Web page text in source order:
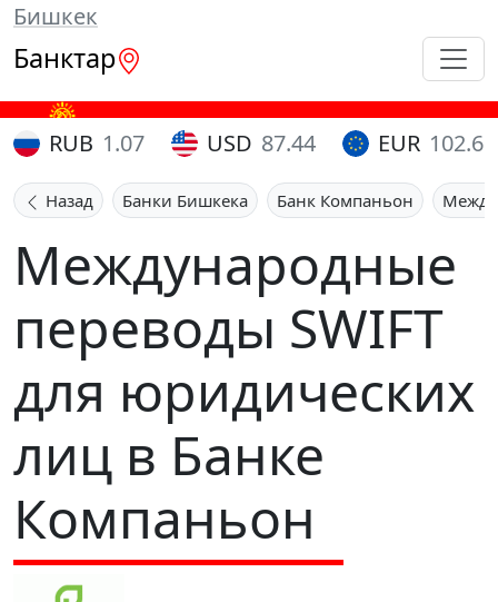
Бишкек
Банктар
RUB 1.07 USD 87.44 EUR 102.65
Назад Банки Бишкека Банк Компаньон
Международные
переводы SWIFT
для юридических
лиц в Банке
Компаньон